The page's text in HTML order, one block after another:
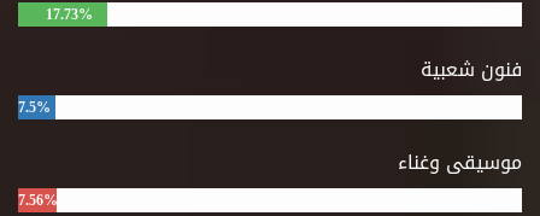
17.73%
فنون شعبية
7.5%
موسيقى وغناء
7.56%